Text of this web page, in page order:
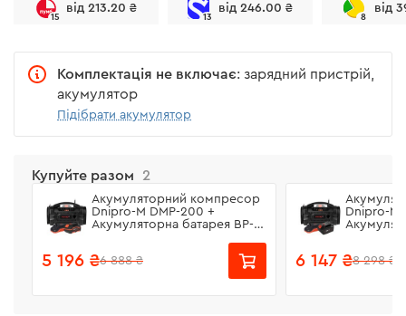
15
від 213.20 ₴
13
від 246.00 ₴
8
від
Комплектація не включає: зарядний пристрій,
акумулятор
Підібрати акумулятор
Купуйте разом 2
Акумуляторний компресор
Dnipro-M DMP-200 +
Акумуляторна батарея BP-
5 196 ₴6 888 ₴
Dnipro-M
6 147 ₴8 298 ₴